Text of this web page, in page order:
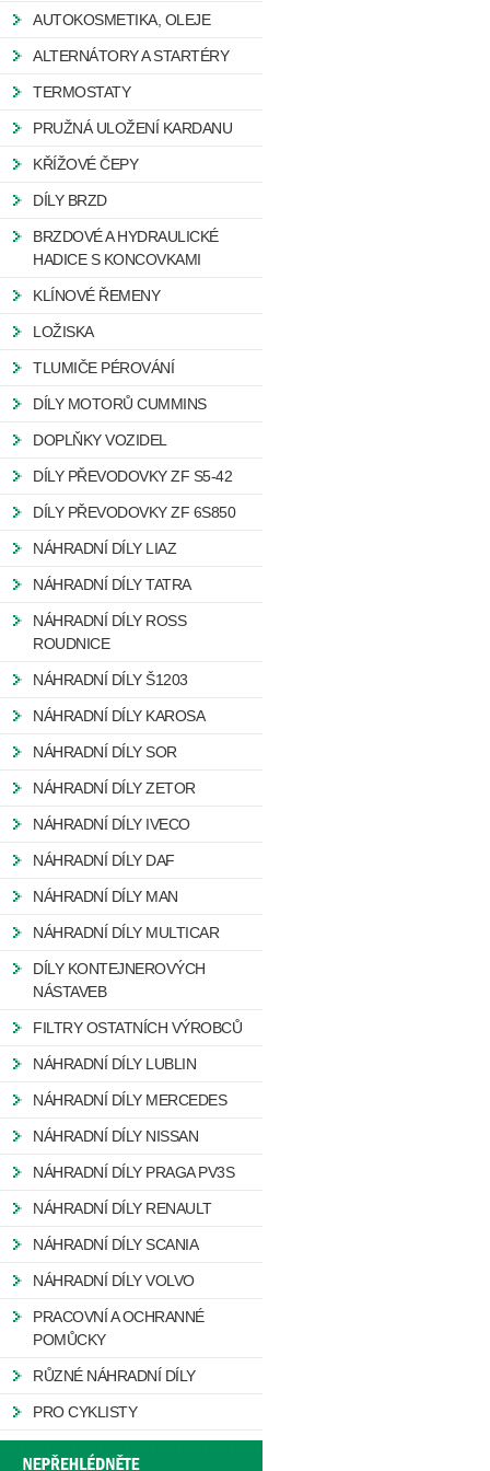
AUTOKOSMETIKA, OLEJE
ALTERNÁTORY A STARTÉRY
TERMOSTATY
PRUŽNÁ ULOŽENÍ KARDANU
KŘÍŽOVÉ ČEPY
DÍLY BRZD
BRZDOVÉ A HYDRAULICKÉ
HADICE S KONCOVKAMI
KLÍNOVÉ ŘEMENY
LOŽISKA
TLUMIČE PÉROVÁNÍ
DÍLY MOTORŮ CUMMINS
DOPLŇKY VOZIDEL
DÍLY PŘEVODOVKY ZF S5-42
DÍLY PŘEVODOVKY ZF 6S850
NÁHRADNÍ DÍLY LIAZ
NÁHRADNÍ DÍLY TATRA
NÁHRADNÍ DÍLY ROSS
ROUDNICE
NÁHRADNÍ DÍLY Š1203
NÁHRADNÍ DÍLY KAROSA
NÁHRADNÍ DÍLY SOR
NÁHRADNÍ DÍLY ZETOR
NÁHRADNÍ DÍLY IVECO
NÁHRADNÍ DÍLY DAF
NÁHRADNÍ DÍLY MAN
NÁHRADNÍ DÍLY MULTICAR
DÍLY KONTEJNEROVÝCH
NÁSTAVEB
FILTRY OSTATNÍCH VÝROBCŮ
NÁHRADNÍ DÍLY LUBLIN
NÁHRADNÍ DÍLY MERCEDES
NÁHRADNÍ DÍLY NISSAN
NÁHRADNÍ DÍLY PRAGA PV3S
NÁHRADNÍ DÍLY RENAULT
NÁHRADNÍ DÍLY SCANIA
NÁHRADNÍ DÍLY VOLVO
PRACOVNÍ A OCHRANNÉ
POMŮCKY
RŮZNÉ NÁHRADNÍ DÍLY
PRO CYKLISTY